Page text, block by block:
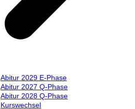
Abitur 2029 E-Phase
Abitur 2027 Q-Phase
Abitur 2028 Q-Phase
Kurswechsel